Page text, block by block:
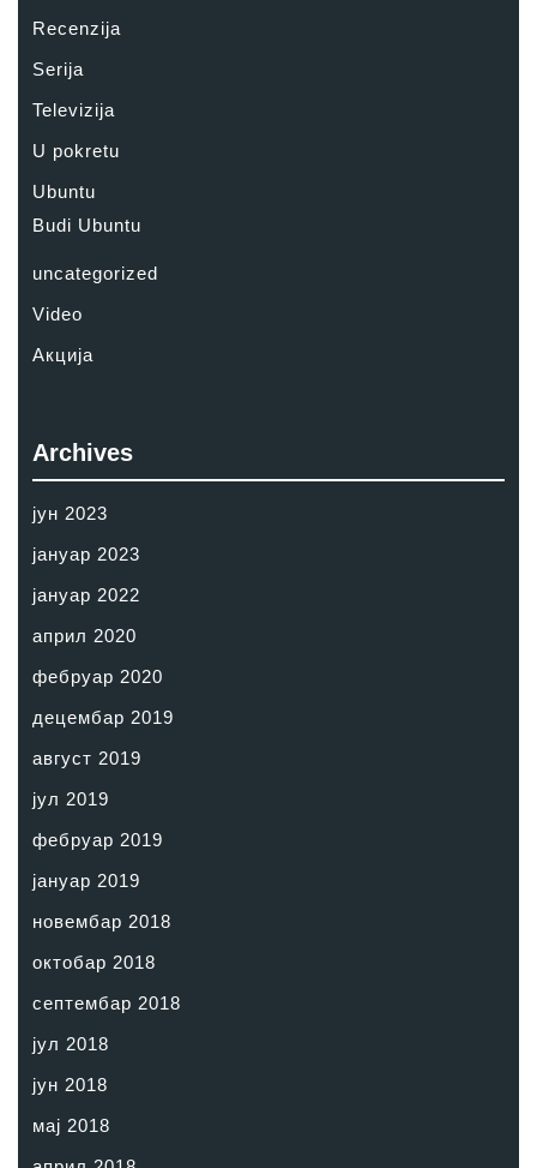
Recenzija
Serija
Televizija
U pokretu
Ubuntu
Budi Ubuntu
uncategorized
Video
Акција
Archives
јун 2023
јануар 2023
јануар 2022
април 2020
фебруар 2020
децембар 2019
август 2019
јул 2019
фебруар 2019
јануар 2019
новембар 2018
октобар 2018
септембар 2018
јул 2018
јун 2018
мај 2018